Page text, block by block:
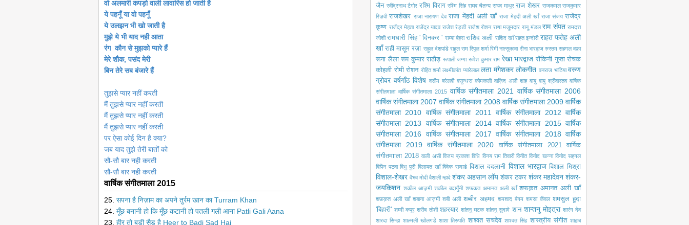
वो अलमारी कपड़ो वाली लावारिस हो जाती है
ये पहनूँ या वो पहनूँ
ये उलझन भी खो जाती है
मुझे ये भी याद नही आता
रंग कौन से मुझको प्यारे हैं
मेरे शौक, पसंद मेरी
बिन तेरे सब बंजारे हैं
तुझसे प्यार नहीं करती
मैं तुझसे प्यार नहीं करती
मैं तुझसे प्यार नहीं करती
मैं तुझसे प्यार नहीं करती
पर ऐसा कोई दिन है क्या?
जब याद तुझे तेरी बातों को
सौ-सौ बार नही करती
सौ-सौ बार नही करती
वार्षिक संगीतमाला 2015
25. सपना है निज़ाम का अपने तुर्रम खान का Turram Khan
24. मूँछ बनानी हो कि मूँछ कटानी हो पतली गली आना Patli Gali Aana
23. हीर तो बड़ी सैड है Heer to Badi Sad Hai
जैन रवींद्रनाथ टैगोर रश्मि विराग रश्मि सिंह राघव चैतन्य राघव माथुर राज शेखर राजकमल राजकुमार
रिज़वी राजशेखर राजा नारायण देव राजा मेंहदी अली खाँ राजा मेहदी अली खाँ राजा संजय राजेंद्र
कृष्ण राजेंद्र मेहता राजेंद्र यादव राजेश रेड्डी राजेश रोशन राणा मजूमदार रानू मंडल राम संपत रामदत्त
जोशी रामधारी सिंह ' दिनकर ' राम्या बेहरा राशिद अली राशिद खाँ राहत इन्दौरी राहत फतेह अली
खाँ राही मासूम रज़ा राहुल देशपांडे राहुल राम रिपुल शर्मा रिमी नात्सुकावा रीना भारद्वाज रुस्तम सहगल वफ़ा
रूना लैला रूप कुमार राठौड़ रूपाली जग्गा रूपेश कुमार राम रेखा भारद्वाज रोंकिनी गुप्ता रोचक
कोहली रोमी रोशन रोहित शर्मा लक्ष्मीकांत प्यारेलाल लता मंगेशकर लोकगीत वनराज भाटिया वरुण
ग्रोवर वर्षगाँठ विशेष वसीम बरेलवी वसुन्धरा कोमकली वाज़िद अली शाह वायु वायु श्रीवास्तव वार्षिक
संगीतमाला वार्षिक संगीतमाला 2015 वार्षिक संगीतमाला 2021
वार्षिक संगीतमाला 2006
वार्षिक संगीतमाला 2007 वार्षिक संगीतमाला 2008 वार्षिक संगीतमाला 2009 वार्षिक
संगीतमाला 2010 वार्षिक संगीतमाला 2011 वार्षिक संगीतमाला 2012 वार्षिक
संगीतमाला 2013
वार्षिक संगीतमाला 2014 वार्षिक संगीतमाला 2015 वार्षिक
संगीतमाला 2016
वार्षिक संगीतमाला 2017 वार्षिक संगीतमाला 2018 वार्षिक
संगीतमाला 2019
वार्षिक संगीतमाला 2020 वार्षिक संगीतमाला 2021
वार्षिक
संगीतमााला 2018 वाली असी विजय प्रकाश विधि विनय राम तिवारी विनीत विनोद खन्ना विनोद सहगल
विपिन पटवा विभु पुरी विलायत खाँ विवेक राणाडे विशाल ददलानी विशाल भारद्वाज विशाल मिश्रा
विशाल-शेखर वैभव मोदी वैशाली म्हादे शंकर अहसान लॉय शंकर टकर शंकर महादेवन शंकर-
जयकिशन शकील आज़मी शकील बदायुँनी शफकत अमानत अली खाँ शफक़त अमानत अली खाँ
शफ़क़त अली खाँ शबाना आज़मी शबी अली शब्बीर अहमद शमशाद बेगम शमसा कँवल शमसुल हूदा
'बिहारी' शम्मी कपूर शरीब तोशी शहरयार शांतनु घटक शांतनु सुदामे शान शान्तनु मोइत्रा शारंग देव
शारदा सिन्हा शाल्मली खोलगडे शाशा तिरुपति शाश्वत सचदेव शाश्वत सिंह शास्त्रीय संगीत शाहाब